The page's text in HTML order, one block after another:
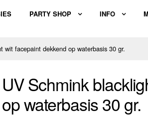
PARTY SHOP INFO
wit facepaint dekkend op waterbasis 30 gr.
UV Schmink
op waterbasis 30 gr.